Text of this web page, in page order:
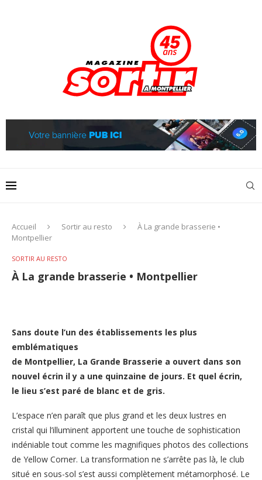
Accueil Sortir au resto
À La grande brasserie •
Montpellier
SORTIR AU RESTO
À La grande brasserie • Montpellier
Sans doute l’un des établissements les plus
emblématiques
de Montpellier, La Grande Brasserie a ouvert dans son
nouvel écrin il y a une quinzaine de jours. Et quel écrin,
le lieu s’est paré de blanc et de gris.
L’espace n’en paraît que plus grand et les deux lustres en
cristal qui l’illuminent apportent une touche de sophistication
indéniable tout comme les magnifiques photos des collections
de Yellow Corner. La transformation ne s’arrête pas là, le club
situé en sous-sol s’est aussi complètement métamorphosé. Le